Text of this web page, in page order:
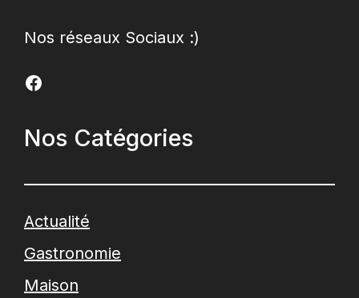
Nos réseaux Sociaux :)
Facebook
Nos Catégories
Actualité
Gastronomie
Maison